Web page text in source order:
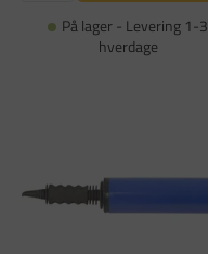
På lager - Levering 1-3
hverdage